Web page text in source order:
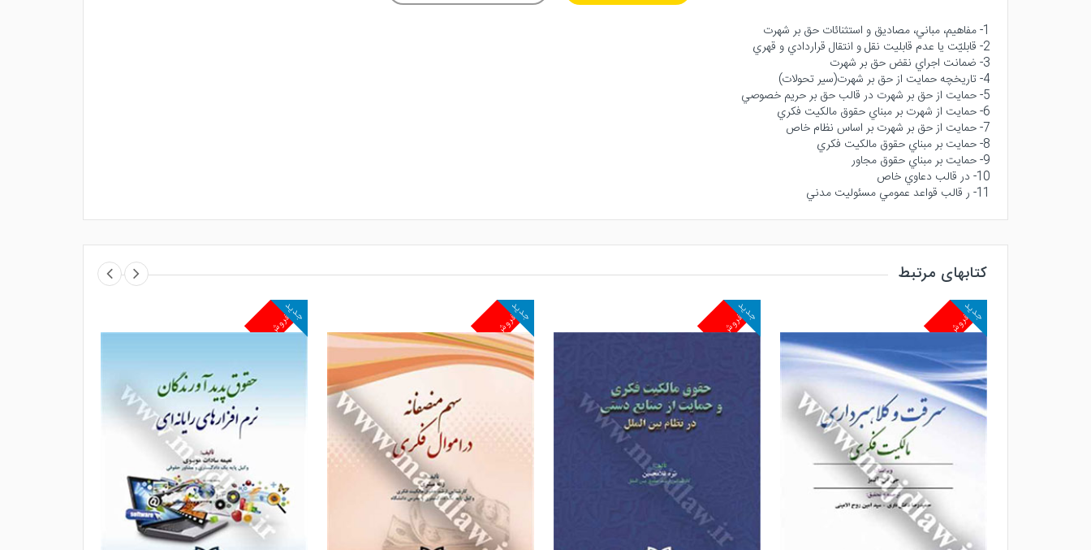
1- مفاهيم، مباني، مصاديق و استثنائات حق بر شهرت
2- قابليّت يا عدم قابليت نقل و انتقال قراردادي و قهري
3- ضمانت اجراي نقض حق بر شهرت
4- تاريخچه حمايت از حق بر شهرت(سير تحولات)
5- حمايت از حق بر شهرت در قالب حق بر حريم خصوصي
6- حمايت از شهرت بر مبناي حقوق مالكيت فكري
7- حمايت از حق بر شهرت بر اساس نظام خاص
8- حمايت بر مبناي حقوق مالكيت فكري
9- حمايت بر مبناي حقوق مجاور
10- در قالب دعاوي خاص
11- ر قالب قواعد عمومي مسئوليت مدني
کتابهای مرتبط
پرفروش
جدید پرفروش
جدید پرفروش
جدید پرفروش
جدید